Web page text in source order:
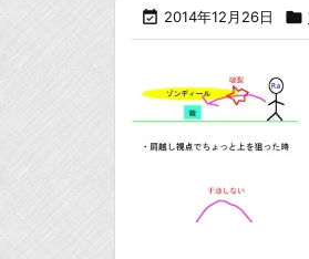
 2014年12月26日 